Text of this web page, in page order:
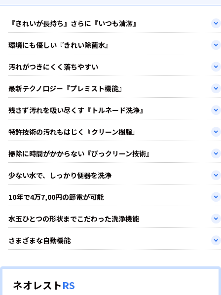
『きれいが長持ち』さらに『いつも清潔』
環境にも優しい『きれい除菌水』
汚れがつきにくく落ちやすい
最新テクノロジー『プレミスト機能』
残さず汚れを吸い尽くす『トルネード洗浄』
特許技術の汚れもはじく『クリーン樹脂』
掃除に時間がかからない『びっクリーン技術』
少ない水で、しっかり便器を洗浄
10年で4万7,00円の節電が可能
水玉ひとつの形状までこだわった洗浄機能
さまざまな自動機能
ネオレストRS